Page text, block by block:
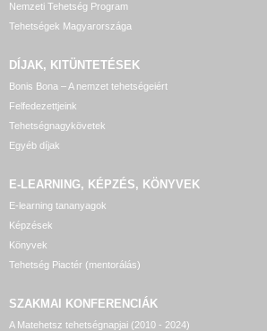
Nemzeti Tehetség Program
Tehetségek Magyarországa
DÍJAK, KITÜNTETÉSEK
Bonis Bona – A nemzet tehetségeiért
Felfedezettjeink
Tehetségnagykövetek
Egyéb díjak
E-LEARNING, KÉPZÉS, KÖNYVEK
E-learning tananyagok
Képzések
Könyvek
Tehetség Piactér (mentorálás)
SZAKMAI KONFERENCIÁK
A Matehetsz tehetségnapjai (2010 - 2024)